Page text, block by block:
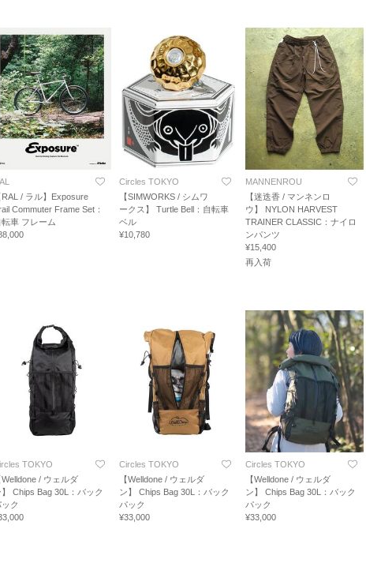
RAL / ラル】Exposure
Commuter Frame Set：
転車 フレーム
Circles TOKYO
【SIMWORKS / シムワ
ークス】 Turtle Bell：自転車
ベル
¥10,780
MANNENROU
【迷迭香 / マンネンロ
ウ】 NYLON HARVEST
TRAINER CLASSIC：ナイロ
ンパンツ
¥15,400
再入荷
TOKYO
Welldone / ウェルダ
】 Chips Bag 30L：バック
ック
Circles TOKYO
【Welldone / ウェルダ
ン】 Chips Bag 30L：バック
パック
¥33,000
Circles TOKYO
【Welldone / ウェルダ
ン】 Chips Bag 30L：バック
パック
¥33,000